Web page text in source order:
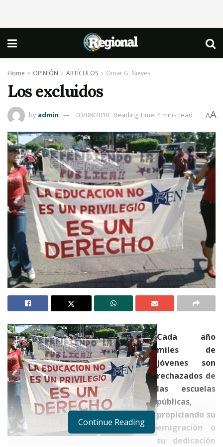
Home OPINIÓN ARTÍCULOS Omar G. Nieves
Los excluidos
by admin 03/08/2010 Reading Time: 4 mins read AA
Cada año
miles de
jóvenes son
rechazados de
las escuelas
públicas,
propiciando su
emigración o
su dedicación
Continue Reading